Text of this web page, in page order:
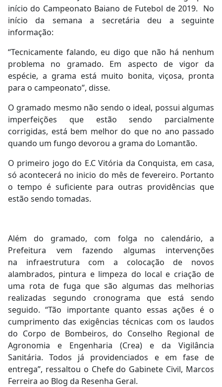
início do Campeonato Baiano de Futebol de 2019. No
início da semana a secretária deu a seguinte
informação:
“Tecnicamente falando, eu digo que não há nenhum
problema no gramado. Em aspecto de vigor da
espécie, a grama está muito bonita, viçosa, pronta
para o campeonato”, disse.
O gramado mesmo não sendo o ideal, possui algumas
imperfeições que estão sendo parcialmente
corrigidas, está bem melhor do que no ano passado
quando um fungo devorou a grama do Lomantão.
O primeiro jogo do E.C Vitória da Conquista, em casa,
só acontecerá no inicio do mês de fevereiro. Portanto
o tempo é suficiente para outras providências que
estão sendo tomadas.
Além do gramado, com folga no calendário, a
Prefeitura vem fazendo algumas intervenções
na infraestrutura com a colocação de novos
alambrados, pintura e limpeza do local e criação de
uma rota de fuga que são algumas das melhorias
realizadas segundo cronograma que está sendo
seguido. “Tão importante quanto essas ações é o
cumprimento das exigências técnicas com os laudos
do Corpo de Bombeiros, do Conselho Regional de
Agronomia e Engenharia (Crea) e da Vigilância
Sanitária. Todos já providenciados e em fase de
entrega”, ressaltou o Chefe do Gabinete Civil, Marcos
Ferreira ao Blog da Resenha Geral.